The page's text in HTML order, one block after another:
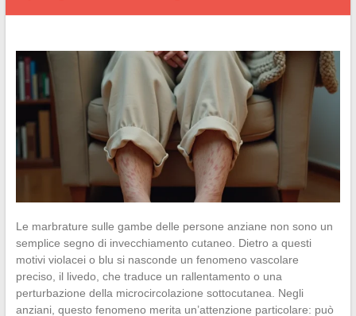
Le marbrature sulle gambe delle persone anziane non sono un
semplice segno di invecchiamento cutaneo. Dietro a questi
motivi violacei o blu si nasconde un fenomeno vascolare
preciso, il livedo, che traduce un rallentamento o una
perturbazione della microcircolazione sottocutanea. Negli
anziani, questo fenomeno merita un’attenzione particolare: può